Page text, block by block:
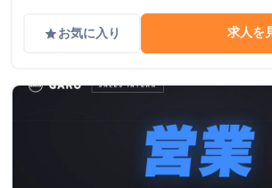
gradeお気に入り 求人を